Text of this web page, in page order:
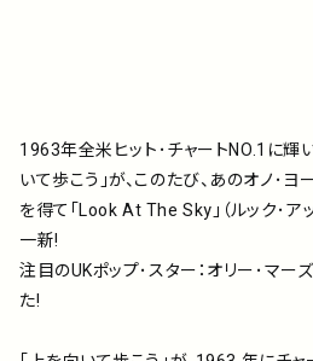
ミュージックライブラリ
映像制作
1963年全米ヒット･チャートNO.1に輝
いて歩こう｣が、このたび、あのオノ･
を得て｢Look At The Sky｣（ルック･ア
一新!
注目のUKポップ･スター：オリー･マー
た!